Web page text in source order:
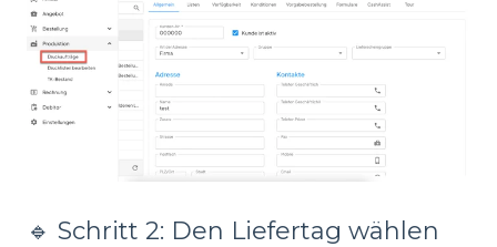
🔹 Schritt 2: Den Liefertag wählen